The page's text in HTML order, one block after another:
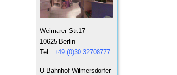
Weimarer Str.17
10625 Berlin
Tel.: +49 (0)30 32708777
U-Bahnhof Wilmersdorfer